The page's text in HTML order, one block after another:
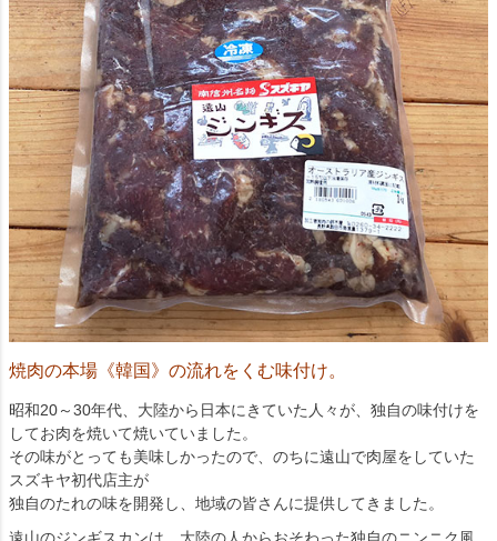
焼肉の本場《韓国》の流れをくむ味付け。
昭和20～30年代、大陸から日本にきていた人々が、独自の味付けを
してお肉を焼いて焼いていました。
その味がとっても美味しかったので、のちに遠山で肉屋をしていた
スズキヤ初代店主が
独自のたれの味を開発し、地域の皆さんに提供してきました。